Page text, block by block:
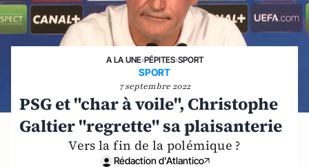
A LA UNE›PÉPITES›SPORT
SPORT
7 septembre 2022
PSG et "char à voile", Christophe
Galtier "regrette" sa plaisanterie
Vers la fin de la polémique ?
Rédaction d'Atlantico